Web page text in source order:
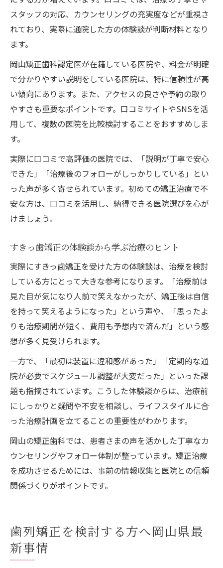
スタッフの対応、カウンセリングの充実度などが重視さ
れており、実際に通院した方の体験談が判断材料となり
ます。
岡山矯正歯科認定医が在籍している医院や、料金が明確
で分かりやすい説明をしている医院は、特に信頼性が高
い傾向にあります。また、アクセスの良さや予約の取り
やすさも重要なポイントです。口コミサイトやSNSを活
用して、複数の医院を比較検討することをおすすめしま
す。
実際に口コミで高評価の医院では、「説明が丁寧で安心
できた」「治療後のフォローがしっかりしている」とい
った声が多く寄せられています。初めての矯正治療で不
安な方は、口コミを活用し、納得できる医院選びを心が
けましょう。
すきっ歯矯正の体験談から学ぶ治療のヒント
実際にすきっ歯矯正を受けた方の体験談は、治療を検討
している方にとって大きな参考になります。「治療前は
見た目が気になり人前で笑えなかったが、矯正後は自信
を持って笑えるようになった」という声や、「思ったよ
りも治療期間が短く、費用も予想内で済んだ」という感
想が多く見受けられます。
一方で、「最初は装置に違和感があった」「定期的な通
院が必要でスケジュール調整が大変だった」といった課
題も指摘されています。こうした体験談からは、治療前
にしっかりと疑問や不安を相談し、ライフスタイルに合
った治療計画を立てることの重要性がわかります。
岡山の矯正歯科では、患者さまの声を活かした丁寧なカ
ウンセリングやフォロー体制が整っています。矯正治療
を成功させるためには、事前の情報収集と医院との信頼
関係づくりがポイントです。
歯列矯正を検討する方へ岡山県最
新事情